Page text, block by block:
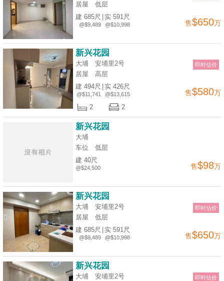
业
主
放
盘
宅
谷
揭
地
产
新
闻
数
据
居屋
低层
建 685尺
@$9,489
实 591尺
@$10,998 售$650万
即时估价
新兴花园
大埔 安埔里2号
居屋
高层
建 494尺
@$11,741
实 426尺
@$13,615 售$580万
2 2
新兴花园
大埔
车位
低层
建 40尺
@$24,500 售$98万
即时估价
新兴花园
大埔 安埔里2号
居屋
低层
建 685尺
@$9,489
实 591尺
@$10,998 售$650万
即时估价
新兴花园
大埔 安埔里2号